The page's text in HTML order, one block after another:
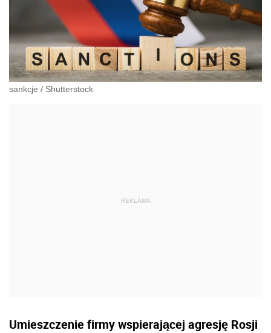
sankcje / Shutterstock
Umieszczenie firmy wspierającej agresję Rosji